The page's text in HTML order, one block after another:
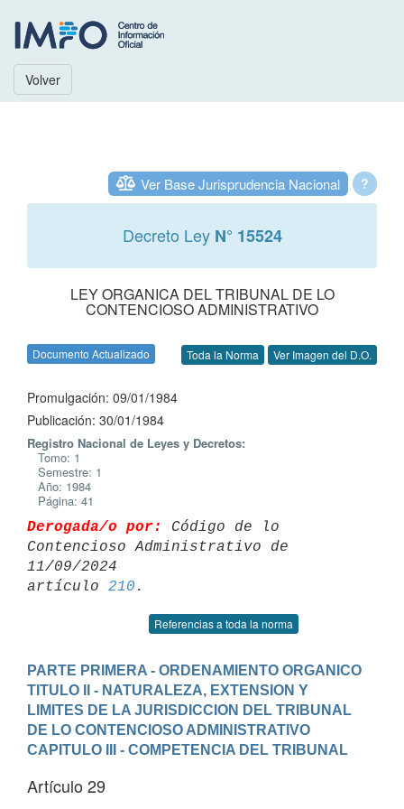
Volver
?
Ver Base Jurisprudencia Nacional
Decreto Ley N° 15524
LEY ORGANICA DEL TRIBUNAL DE LO
CONTENCIOSO ADMINISTRATIVO
Documento Actualizado Toda la Norma Ver Imagen del D.O.
Promulgación: 09/01/1984
Publicación: 30/01/1984
Registro Nacional de Leyes y Decretos:
Tomo: 1
Semestre: 1
Año: 1984
Página: 41
Derogada/o por:
Código de lo
Contencioso Administrativo de
11/09/2024
artículo 210
Referencias a toda la norma
PARTE PRIMERA - ORDENAMIENTO ORGANICO
TITULO II - NATURALEZA, EXTENSION Y
LIMITES DE LA JURISDICCION DEL TRIBUNAL
DE LO CONTENCIOSO ADMINISTRATIVO
CAPITULO III - COMPETENCIA DEL TRIBUNAL
Artículo 29